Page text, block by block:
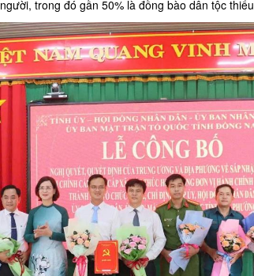
người, trong đó gần 50% là đồng bào dân tộc